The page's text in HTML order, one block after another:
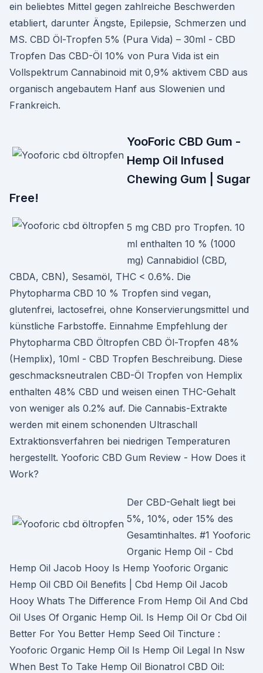
ein beliebtes Mittel gegen zahlreiche Beschwerden
etabliert, darunter Ängste, Epilepsie, Schmerzen und
MS. CBD Öl-Tropfen 5% (Pura Vida) – 30ml - CBD
Tropfen Das CBD-Öl 10% von Pura Vida ist ein
Vollspektrum Cannabinoid mit 0,9% aktivem CBD aus
organisch angebautem Hanf aus Slowenien und
Frankreich.
YooForic CBD Gum -
Hemp Oil Infused
Chewing Gum | Sugar
Free!
5 mg CBD pro Tropfen. 10
ml enthalten 10 % (1000
mg) Cannabidiol (CBD,
CBDA, CBN), Sesamöl, THC < 0.6%. Die
Phytopharma CBD 10 % Tropfen sind vegan,
glutenfrei, lactosefrei, ohne Konservierungsmittel und
künstliche Farbstoffe. Einnahme Empfehlung der
Phytopharma CBD Öltropfen CBD Öl-Tropfen 48%
(Hemplix), 10ml - CBD Tropfen Beschreibung. Diese
geschmacksneutralen CBD-Öl Tropfen von Hemplix
enthalten 48% CBD und weisen einen THC-Gehalt
von weniger als 0.2% auf. Die Cannabis-Extrakte
werden mit einem schonenden Ultraschall
Extraktionsverfahren bei niedrigen Temperaturen
hergestellt. Yooforic CBD Gum Review - How Does it
Work?
Der CBD-Gehalt liegt bei
5%, 10%, oder 15% des
Gesamtinhaltes. #1 Yooforic
Organic Hemp Oil - Cbd
Hemp Oil Jacob Hooy Is Hemp Yooforic Organic
Hemp Oil CBD Oil Benefits | Cbd Hemp Oil Jacob
Hooy Whats The Difference From Hemp Oil And Cbd
Oil Uses Of Organic Hemp Oil. Is Hemp Oil Or Cbd Oil
Better For You Better Hemp Seed Oil Tincture :
Yooforic Organic Hemp Oil Is Hemp Oil Legal In Nsw
When Best To Take Hemp Oil Bionatrol CBD Oil: